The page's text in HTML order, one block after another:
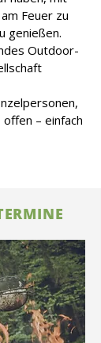
Feuer zu
genießen.
Outdoor-
– einfach